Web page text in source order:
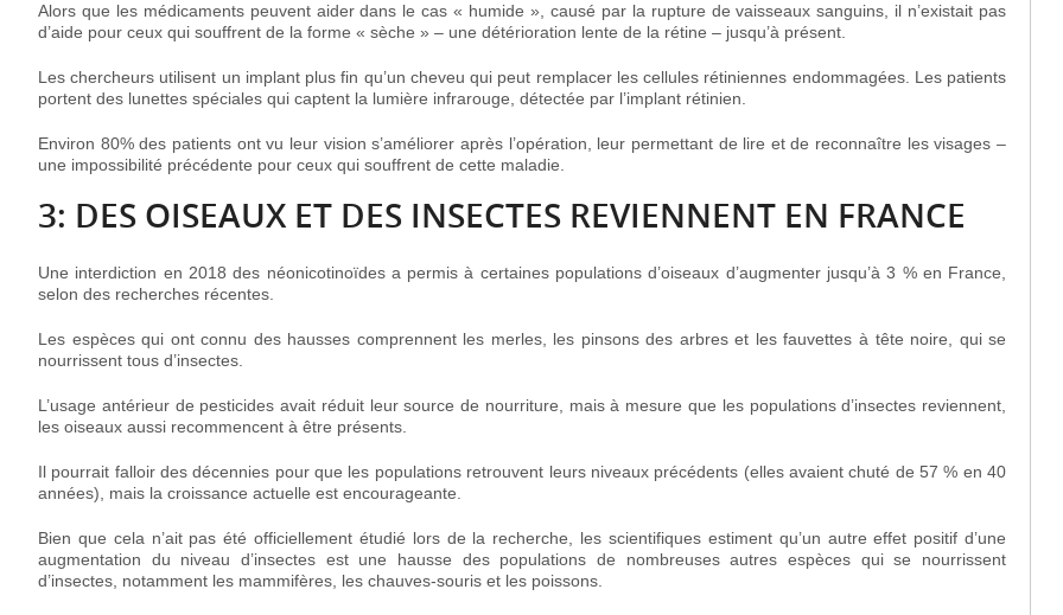
Alors que les médicaments peuvent aider dans le cas « humide », causé par la rupture de vaisseaux sanguins, il n’existait pas
d’aide pour ceux qui souffrent de la forme « sèche » – une détérioration lente de la rétine – jusqu’à présent.
Les chercheurs utilisent un implant plus fin qu’un cheveu qui peut remplacer les cellules rétiniennes endommagées. Les patients
portent des lunettes spéciales qui captent la lumière infrarouge, détectée par l’implant rétinien.
Environ 80% des patients ont vu leur vision s’améliorer après l’opération, leur permettant de lire et de reconnaître les visages –
une impossibilité précédente pour ceux qui souffrent de cette maladie.
3: DES OISEAUX ET DES INSECTES REVIENNENT EN FRANCE
Une interdiction en 2018 des néonicotinoïdes a permis à certaines populations d’oiseaux d’augmenter jusqu’à 3 % en France,
selon des recherches récentes.
Les espèces qui ont connu des hausses comprennent les merles, les pinsons des arbres et les fauvettes à tête noire, qui se
nourrissent tous d’insectes.
L’usage antérieur de pesticides avait réduit leur source de nourriture, mais à mesure que les populations d’insectes reviennent,
les oiseaux aussi recommencent à être présents.
Il pourrait falloir des décennies pour que les populations retrouvent leurs niveaux précédents (elles avaient chuté de 57 % en 40
années), mais la croissance actuelle est encourageante.
Bien que cela n’ait pas été officiellement étudié lors de la recherche, les scientifiques estiment qu’un autre effet positif d’une
augmentation du niveau d’insectes est une hausse des populations de nombreuses autres espèces qui se nourrissent
d’insectes, notamment les mammifères, les chauves-souris et les poissons.